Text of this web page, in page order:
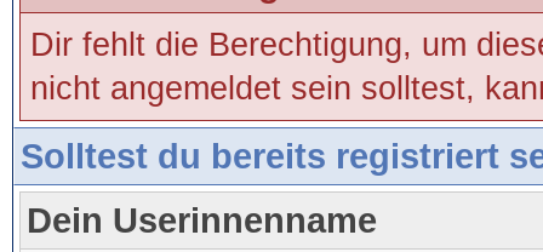
Dir fehlt die Berechtigung, um
nicht angemeldet sein solltest,
Solltest du bereits registriert
Dein Userinnenname